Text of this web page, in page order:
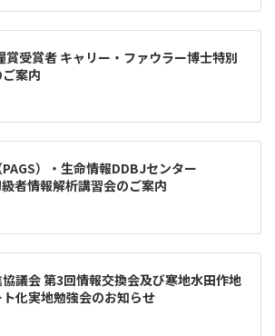
賞受賞者 キャリー・ファウラー博士特別
案内
）・生命情報DDBJセンター
級者情報解析講習会のご案内
議会 第3回情報交換会及び寒地水田作地
化実地勉強会のお知らせ